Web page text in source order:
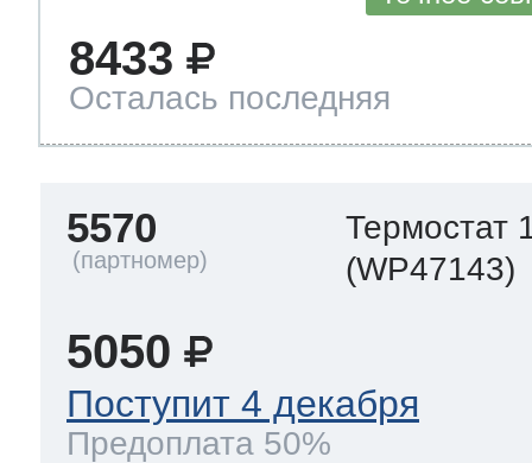
8433
Осталась последняя
5570
Термостат
(WP47143)
5050
Поступит 4 декабря
Предоплата 50%